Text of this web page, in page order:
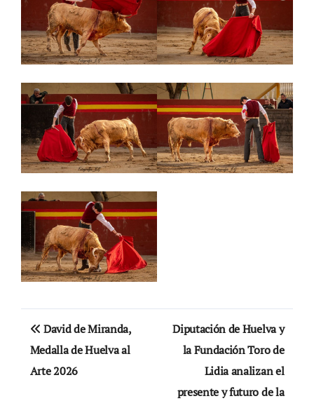
Navegación
de
entradas
David de Miranda,
Medalla de Huelva al
Arte 2026
Diputación de Huelva y
la Fundación Toro de
Lidia analizan el
presente y futuro de la